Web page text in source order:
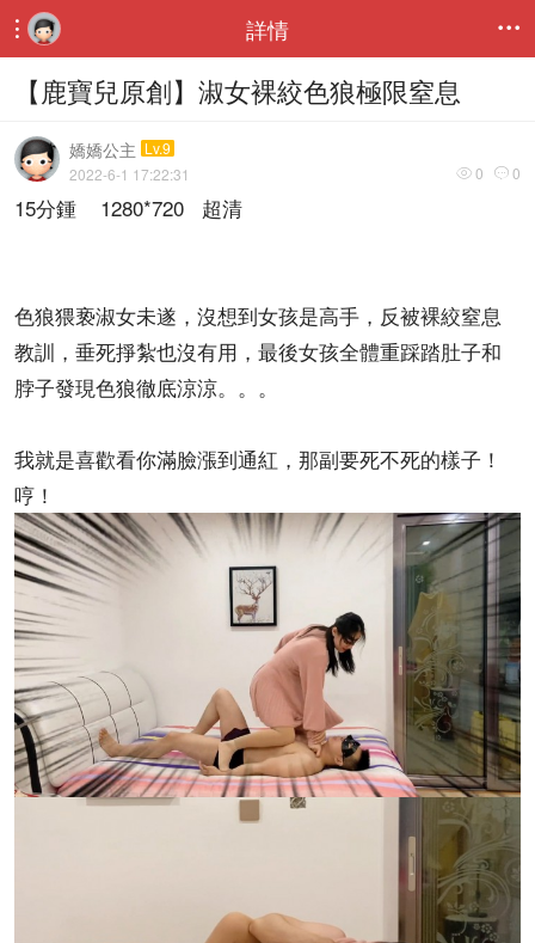
 詳情 
【鹿寶兒原創】淑女裸絞色狼極限窒息
嬌嬌公主 Lv.9
 0  0
2022-6-1 17:22:31
15分鍾 1280*720 超清
色狼猥亵淑女未遂，沒想到女孩是高手，反被裸絞窒息
教訓，垂死掙紮也沒有用，最後女孩全體重踩踏肚子和
脖子發現色狼徹底涼涼。。。
我就是喜歡看你滿臉漲到通紅，那副要死不死的樣子！
哼！